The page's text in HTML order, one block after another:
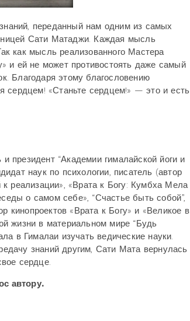
переданный нам одним из самых
Сати Матаджи. Каждая мысль
как мысль реализованного Мастера
и ей не может противостоять даже самый
Благодаря этому благословению
сердцем! «Станьте сердцем!» — это и есть
президент “Академии гималайской йоги и
наук по психологии, писатель (автор
реализации», «Врата к Богу: Кумбха Мела
о самом себе», “Счастье быть собой”,
кинопроектов «Врата к Богу» и «Великое в
жизни в материальном мире “Будь
в Гималаи изучать ведические науки.
знаний другим, Сати Мата вернулась
сердце.
автору.